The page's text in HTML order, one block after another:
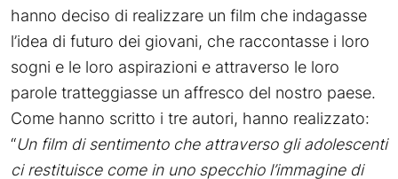
hanno deciso di realizzare un film che indagasse
l’idea di futuro dei giovani, che raccontasse i loro
sogni e le loro aspirazioni e attraverso le loro
parole tratteggiasse un affresco del nostro paese.
Come hanno scritto i tre autori, hanno realizzato:
“Un film di sentimento che attraverso gli adolescenti
ci restituisce come in uno specchio l’immagine di